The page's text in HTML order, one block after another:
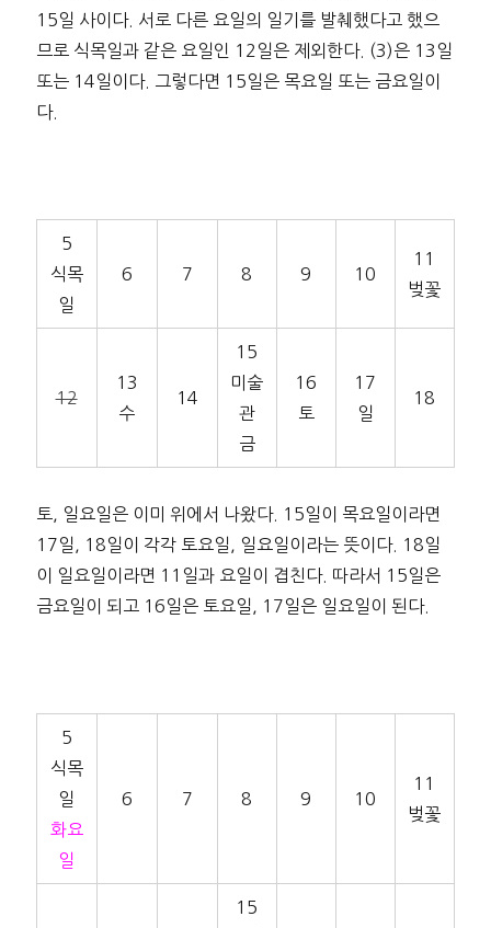
15일 사이다. 서로 다른 요일의 일기를 발췌했다고 했으
므로 식목일과 같은 요일인 12일은 제외한다. (3)은 13일
또는 14일이다. 그렇다면 15일은 목요일 또는 금요일이
다.
5
식목
일
6 7 8 9 10
11
벚꽃
12
13
수
14
15
미술
관
금
16
토
17
일
18
토, 일요일은 이미 위에서 나왔다. 15일이 목요일이라면
17일, 18일이 각각 토요일, 일요일이라는 뜻이다. 18일
이 일요일이라면 11일과 요일이 겹친다. 따라서 15일은
금요일이 되고 16일은 토요일, 17일은 일요일이 된다.
5
식목
일
화요
일
6 7 8 9 10
11
벚꽃
15